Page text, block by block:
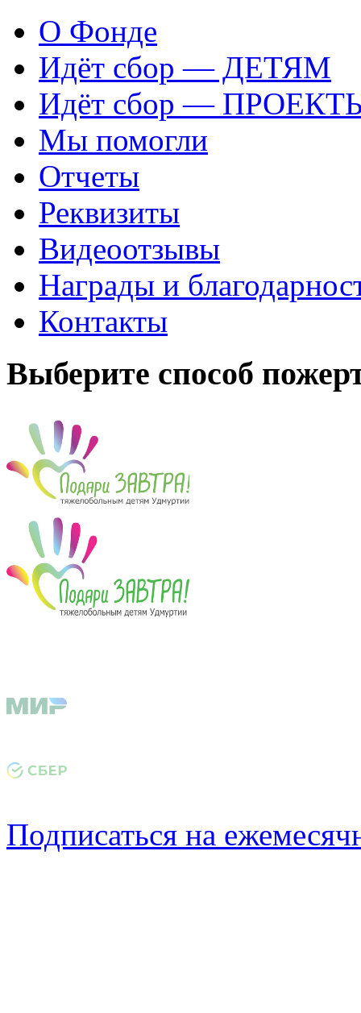
О Фонде
Идёт сбор — ДЕТЯМ
Идёт сбор —
Мы помогли
Отчеты
Реквизиты
Видеоотзывы
Награды и
Контакты
Выберите способ
Подписаться на